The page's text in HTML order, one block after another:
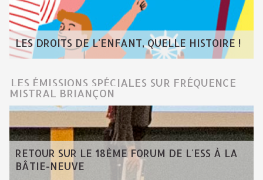
LES DROITS DE L'ENFANT, QUELLE HISTOIRE !
LES ÉMISSIONS SPÉCIALES SUR FRÉQUENCE
MISTRAL BRIANÇON
RETOUR SUR LE 18ÈME FORUM DE L'ESS À LA
BÂTIE-NEUVE